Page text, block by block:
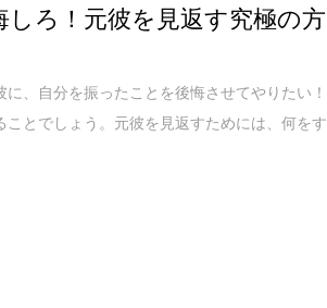
ろ！元彼を見返す究極の方
、自分を振ったことを後悔させてやりたい！
ことでしょう。元彼を見返すためには、何をす